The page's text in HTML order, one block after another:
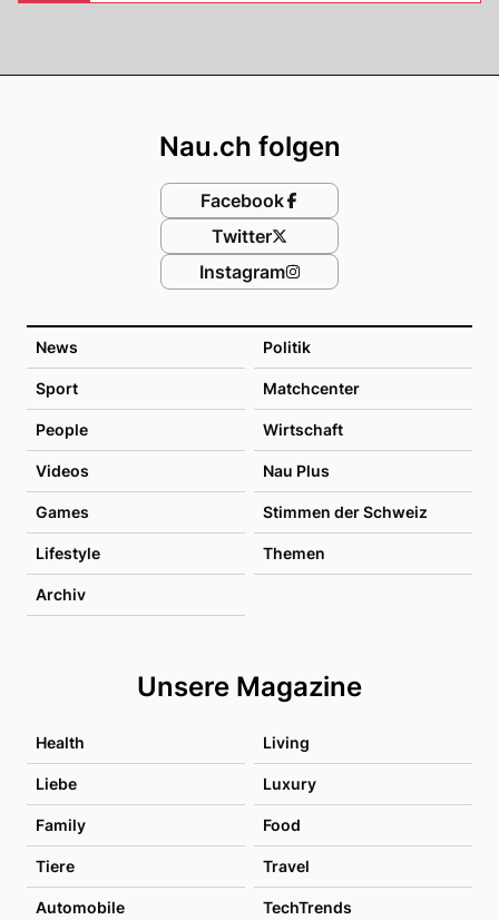
News Politik
Sport Matchcenter
People Wirtschaft
Videos Nau Plus
Games Stimmen der Schweiz
Lifestyle Themen
Archiv
Unsere Magazine
Health Living
Liebe Luxury
Family Food
Tiere Travel
Automobile TechTrends
Nau.ch folgen
Facebook
Twitter
Instagram